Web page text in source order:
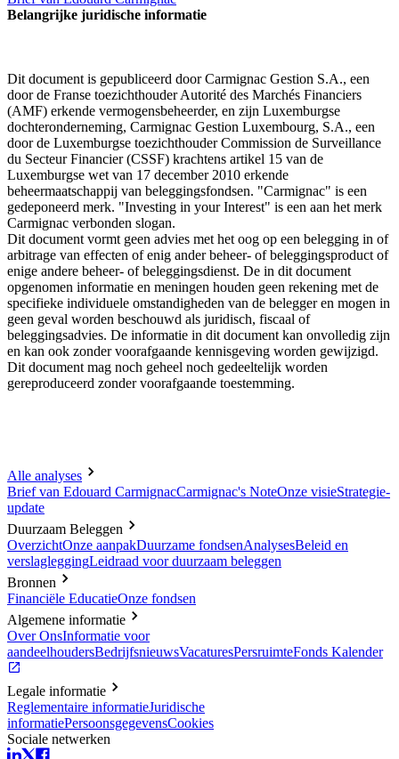
Belangrijke juridische informatie
Dit document is gepubliceerd door Carmignac Gestion S.A., een
door de Franse toezichthouder Autorité des Marchés Financiers
(AMF) erkende vermogensbeheerder, en zijn Luxemburgse
dochteronderneming, Carmignac Gestion Luxembourg, S.A., een
door de Luxemburgse toezichthouder Commission de Surveillance
du Secteur Financier (CSSF) krachtens artikel 15 van de
Luxemburgse wet van 17 december 2010 erkende
beheermaatschappij van beleggingsfondsen. "Carmignac" is een
gedeponeerd merk. "Investing in your Interest" is een aan het merk
Carmignac verbonden slogan.
Dit document vormt geen advies met het oog op een belegging in of
arbitrage van effecten of enig ander beheer- of beleggingsproduct of
enige andere beheer- of beleggingsdienst. De in dit document
opgenomen informatie en meningen houden geen rekening met de
specifieke individuele omstandigheden van de belegger en mogen in
geen geval worden beschouwd als juridisch, fiscaal of
beleggingsadvies. De informatie in dit document kan onvolledig zijn
en kan ook zonder voorafgaande kennisgeving worden gewijzigd.
Dit document mag noch geheel noch gedeeltelijk worden
gereproduceerd zonder voorafgaande toestemming.
Alle analyses
Brief van Edouard CarmignacCarmignac's NoteOnze visieStrategie-
update
Duurzaam Beleggen
OverzichtOnze aanpakDuurzame fondsenAnalysesBeleid en
verslagleggingLeidraad voor duurzaam beleggen
Bronnen
Financiële EducatieOnze fondsen
Algemene informatie
Over OnsInformatie voor
aandeelhoudersBedrijfsnieuwsVacaturesPersruimteFonds Kalender
Legale informatie
Reglementaire informatieJuridische
informatiePersoonsgegevensCookies
Sociale netwerken